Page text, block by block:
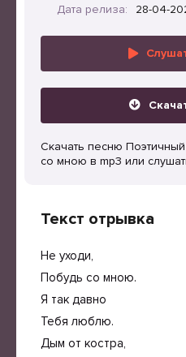
Дата релиза:
28-04-
Скачать песню
со мною в mp3 или
Текст отрывка
Не уходи,
Побудь со мною.
Я так давно
Тебя люблю.
Дым от костра,